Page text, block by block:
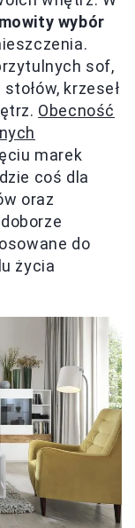
wybór
sof,
krzeseł
Obecność
marek
coś dla
oraz
do
życia